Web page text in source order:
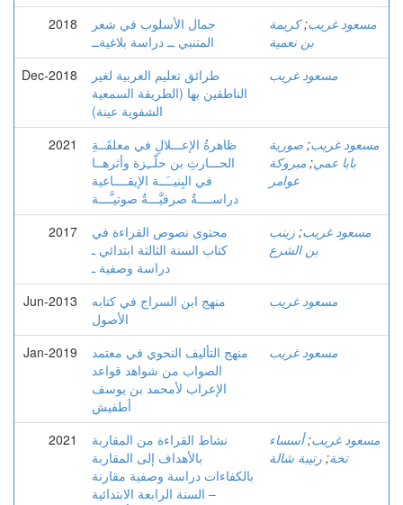
2018
جمال الأسلوب في شعر
المتنبي ــ دراسة بلاغيةــ
مسعود غريب;كريمة
بن نعمية
Dec-2018
طرائق تعليم العربية لغير
الناطقين بها (الطريقة السمعية
الشفوية عينة)
مسعود غريب
2021
ظاهرةُ الإعـــلالِ في معلقَــةِ
الحـــارثِ بن حلّــِزة وأثرهــا
في البِنيــَــة الإيقــــاعية
دراســــةٌ صرفيَّـــةٌ صوتيـَّـــة
مسعود غريب; صورية
بابا عمي; مبروكة
عوامر
2017
محتوى نصوص القراءة في
كتاب السنة الثالثة ابتدائي ـ
دراسة وصفية ـ
مسعود غريب; زينب
بن الشرع
Jun-2013
منهج ابن السراج في كتابه
الأصول
مسعود غريب
Jan-2019
منهج التأليف النحوي في معتمد
الصواب من شواهد قواعد
الإعراب لأمحمد بن يوسف
أطفيش
مسعود غريب
2021
نشاط القراءة من المقاربة
بالأهداف إلى المقاربة
بالكفاءات دراسة وصفية مقارنة
– السنة الرابعة الابتدائية
مسعود غريب;أسساء
تخة; رتيبة شالة